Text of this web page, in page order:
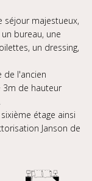
séjour majestueux,
bureau, une
un dressing,
de l'ancien
3m de hauteur
étage ainsi
Janson de